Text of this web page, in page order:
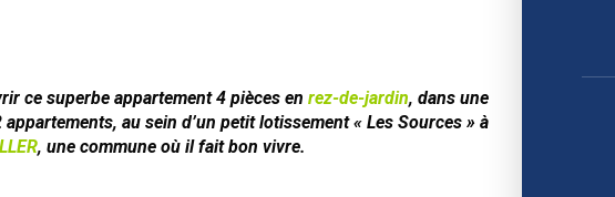
ce superbe appartement 4 pièces enrez-de-jardin, dans une
appartements, au sein d’un petit lotissement « Les Sources » à
, une commune où il fait bon vivre.